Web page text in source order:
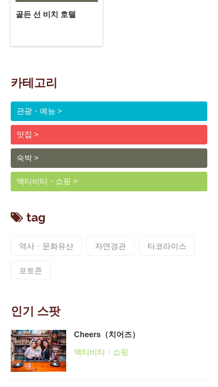
골든 선 비치 호텔
카테고리
관광・예능
맛집
숙박
액티비티・쇼핑
tag
역사ㆍ문화유산 자연경관 타코라이스
포토존
인기 스팟
Cheers（치어즈）
액티비티・쇼핑